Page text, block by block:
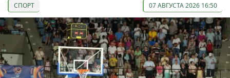
СПОРТ 07 АВГУСТА 2026 16:50